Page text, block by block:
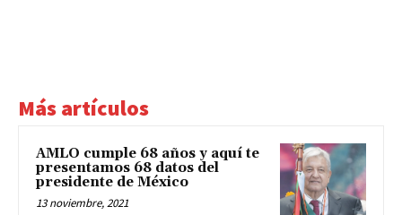
Más artículos
AMLO cumple 68 años y aquí te
presentamos 68 datos del
presidente de México
13 noviembre, 2021